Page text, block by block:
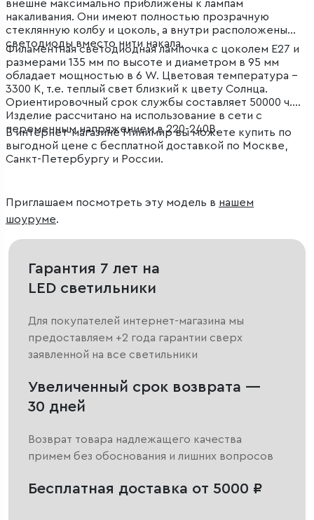
внешне максимально приближены к лампам
накаливания. Они имеют полностью прозрачную
стеклянную колбу и цоколь, а внутри расположены
светодиоды вместо нити накала.
Филаментная светодиодная лампочка с цоколем E27 и
размерами 135 мм по высоте и диаметром в 95 мм
обладает мощностью в 6 W. Цветовая температура –
3300 К, т.е. теплый свет близкий к цвету Солнца.
Ориентировочный срок службы составляет 50000 ч.
Изделие рассчитано на использование в сети с
переменным напряжением в 220-240В.
В интернет-магазине Минимир вы можете купить по
выгодной цене с бесплатной доставкой по Москве,
Санкт-Петербургу и России.
Приглашаем посмотреть эту модель в нашем
шоуруме.
Гарантия 7 лет на
LED светильники
Для покупателей интернет-магазина мы
предоставляем +2 года гарантии сверх
заявленной на все светильники
Увеличенный срок возврата —
30 дней
Возврат товара надлежащего качества
примем без обоснования и лишних вопросов
Бесплатная доставка от 5000 ₽